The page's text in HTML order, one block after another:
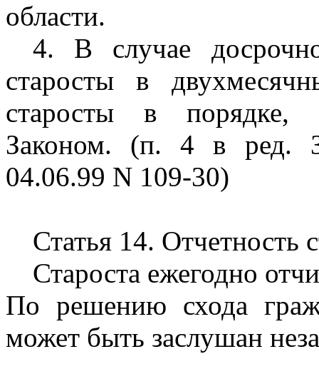
области.
4. В случае
старосты в
старосты в порядке,
Законом. (п. 4 в ред.
04.06.99 N 109-30)
Статья 14. Отчетность
Староста ежегодно
По решению схода
может быть заслушан